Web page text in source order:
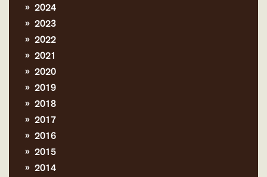
2024
2023
2022
2021
2020
2019
2018
2017
2016
2015
2014